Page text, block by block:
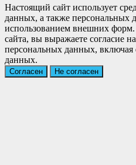
Настоящий сайт использует
данных, а также персональных
использованием внешних
сайта, вы выражаете согласие
персональных данных, включая
данных.
Согласен Не согласен